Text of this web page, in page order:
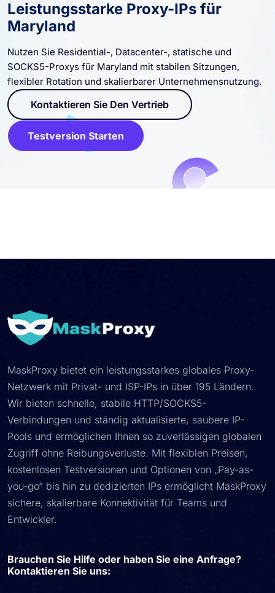
Leistungsstarke Proxy-IPs für
Maryland
Nutzen Sie Residential-, Datacenter-, statische und
SOCKS5-Proxys für Maryland mit stabilen Sitzungen,
flexibler Rotation und skalierbarer Unternehmensnutzung.
Kontaktieren Sie Den Vertrieb
MaskProxy bietet ein leistungsstarkes globales Proxy-
Netzwerk mit Privat- und ISP-IPs in über 195 Ländern.
Wir bieten schnelle, stabile HTTP/SOCKS5-
Verbindungen und ständig aktualisierte, saubere IP-
Pools und ermöglichen Ihnen so zuverlässigen globalen
Zugriff ohne Reibungsverluste. Mit flexiblen Preisen,
kostenlosen Testversionen und Optionen von „Pay-as-
you-go“ bis hin zu dedizierten IPs ermöglicht MaskProxy
sichere, skalierbare Konnektivität für Teams und
Entwickler.
Brauchen Sie Hilfe oder haben Sie eine Anfrage?
Kontaktieren Sie uns: